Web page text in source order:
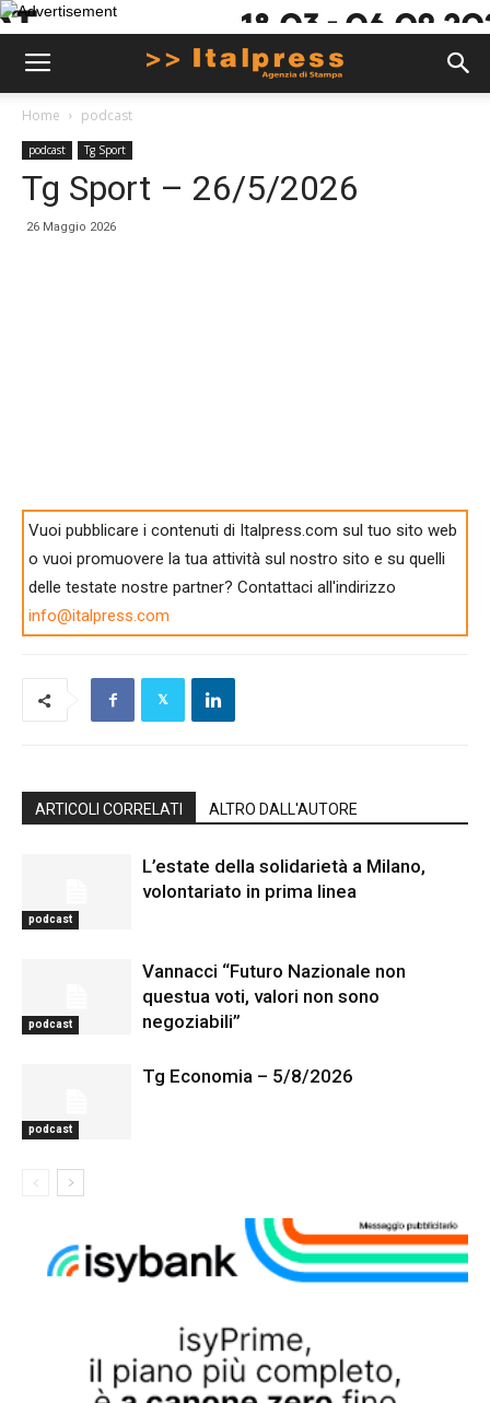
Home podcast
podcast Tg Sport
Tg Sport – 26/5/2026
26 Maggio 2026
Vuoi pubblicare i contenuti di Italpress.com sul tuo sito web
o vuoi promuovere la tua attività sul nostro sito e su quelli
delle testate nostre partner? Contattaci all'indirizzo
info@italpress.com
ARTICOLI CORRELATI ALTRO DALL'AUTORE
podcast
L’estate della solidarietà a Milano,
volontariato in prima linea
podcast
Vannacci “Futuro Nazionale non
questua voti, valori non sono
negoziabili”
podcast
Tg Economia – 5/8/2026